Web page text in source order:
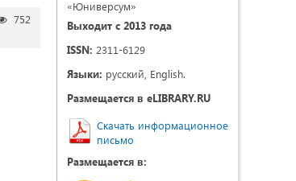
752
«Юниверсум»
Выходит с 2013 года
ISSN: 2311-6129
Языки: русский, English.
Размещается в eLIBRARY.RU
Скачать информационное
письмо
Размещается в: